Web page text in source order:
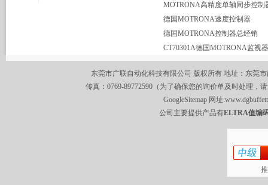
德国MOTRONA速度控制器
德国MOTRONA控制器总经销
CT70301A德国MOTRONA监视器
东莞市广联自动化科技有限公司 版权所有 地址：东莞
传真：0769-89772590（为了确保您的询价单及时处理，
GoogleSitemap 网址:
公司主要提供产品有ELTRA值编